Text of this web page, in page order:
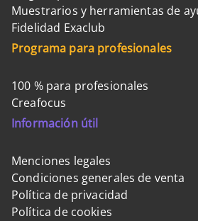
Muestrarios y herramientas de
Fidelidad Exaclub
Programa para profesionales
100 % para profesionales
Creafocus
Información útil
Menciones legales
Condiciones generales de venta
Política de privacidad
Política de cookies